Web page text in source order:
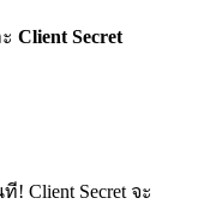
Client Secret
Client Secret จะ